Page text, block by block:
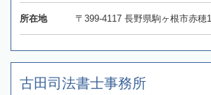
所在地 〒399-4117 長野県駒ヶ根市赤穂
古田司法書士事務所